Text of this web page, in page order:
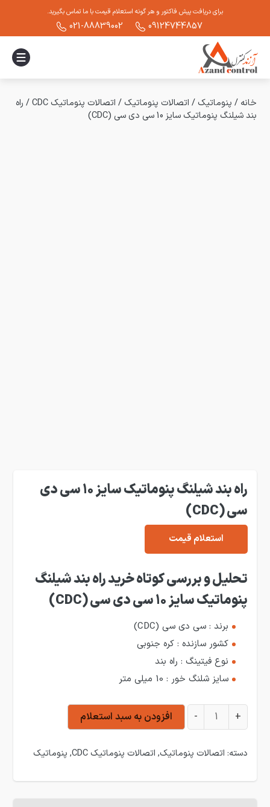
برای دریافت پیش فاکتور و هر گونه استعلام قیمت با ما تماس بگیرید.
09124744857
021-88839002
خانه / پنوماتیک / اتصالات پنوماتیک / اتصالات پنوماتیک CDC / راه
بند شیلنگ پنوماتیک سایز 10 سی دی سی (CDC)
راه بند شیلنگ پنوماتیک سایز 10 سی دی
سی (CDC)
استعلام قیمت
تحلیل و بررسی کوتاه خرید راه بند شیلنگ
پنوماتیک سایز 10 سی دی سی (CDC)
برند : سی دی سی (CDC)
کشور سازنده : کره جنوبی
نوع فیتینگ : راه بند
سایز شلنگ خور : 10 میلی متر
راه بند شیلنگ پنوماتیک سایز 10 سی دی سی (CDC) عدد
+
- افزودن به سبد استعلام
دسته: اتصالات پنوماتیک, اتصالات پنوماتیک CDC , پنوماتیک